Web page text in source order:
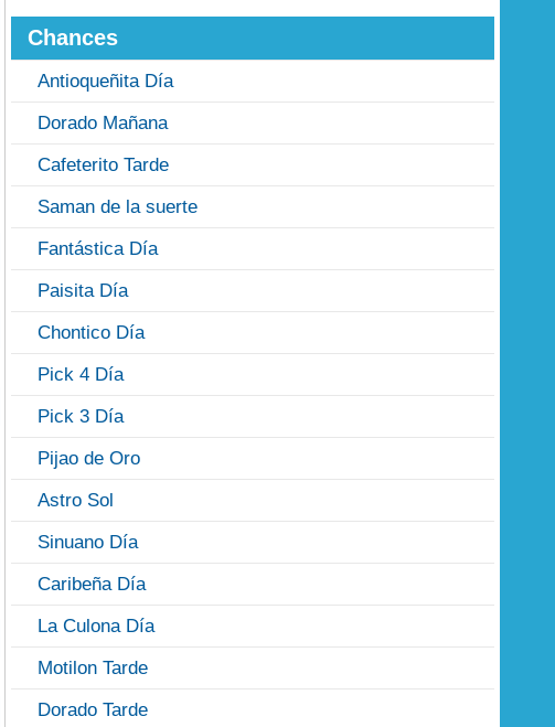
Chances
Antioqueñita Día
Dorado Mañana
Cafeterito Tarde
Saman de la suerte
Fantástica Día
Paisita Día
Chontico Día
Pick 4 Día
Pick 3 Día
Pijao de Oro
Astro Sol
Sinuano Día
Caribeña Día
La Culona Día
Motilon Tarde
Dorado Tarde